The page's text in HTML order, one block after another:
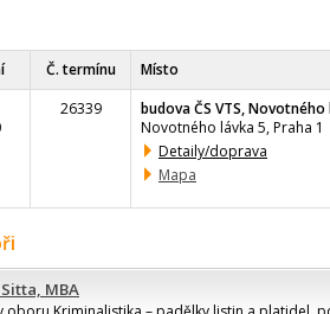
Č. termínu Místo
26339
budova ČS VTS, Novotného
Novotného lávka 5, Praha 1
Detaily/doprava
Mapa
MBA